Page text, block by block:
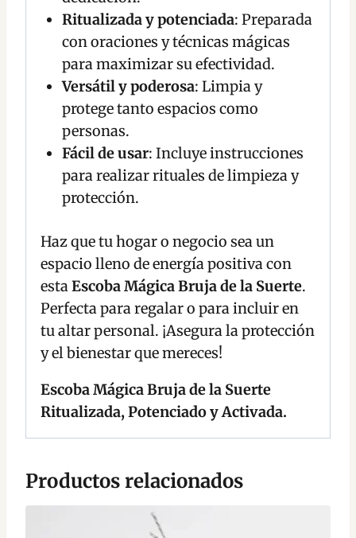
Ritualizada y potenciada: Preparada
con oraciones y técnicas mágicas
para maximizar su efectividad.
Versátil y poderosa: Limpia y
protege tanto espacios como
personas.
Fácil de usar: Incluye instrucciones
para realizar rituales de limpieza y
protección.
Haz que tu hogar o negocio sea un
espacio lleno de energía positiva con
estaEscoba Mágica Bruja de la Suerte.
Perfecta para regalar o para incluir en
tu altar personal. ¡Asegura la protección
y el bienestar que mereces!
Escoba Mágica Bruja de la Suerte
Ritualizada, Potenciado y Activada.
Productos relacionados